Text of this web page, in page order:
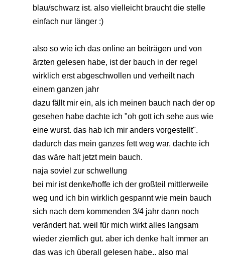
blau/schwarz ist. also vielleicht braucht die stelle
einfach nur länger :)
also so wie ich das online an beiträgen und von
ärzten gelesen habe, ist der bauch in der regel
wirklich erst abgeschwollen und verheilt nach
einem ganzen jahr
dazu fällt mir ein, als ich meinen bauch nach der op
gesehen habe dachte ich "oh gott ich sehe aus wie
eine wurst. das hab ich mir anders vorgestellt".
dadurch das mein ganzes fett weg war, dachte ich
das wäre halt jetzt mein bauch.
naja soviel zur schwellung
bei mir ist denke/hoffe ich der großteil mittlerweile
weg und ich bin wirklich gespannt wie mein bauch
sich nach dem kommenden 3/4 jahr dann noch
verändert hat. weil für mich wirkt alles langsam
wieder ziemlich gut. aber ich denke halt immer an
das was ich überall gelesen habe.. also mal